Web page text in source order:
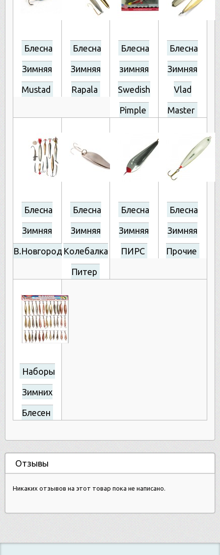
Блесна
Зимняя
Mustad
Блесна
Зимняя
Rapala
Блесна
зимняя
Swedish
Pimple
Блесна
Зимняя
Vlad
Master
Блесна
Зимняя
В.Новгород
Блесна
Зимняя
Колебалка
Питер
Блесна
Зимняя
ПИРС
Блесна
Зимняя
Прочие
Наборы
Зимних
Блесен
Отзывы
Никаких отзывов на этот товар пока не написано.